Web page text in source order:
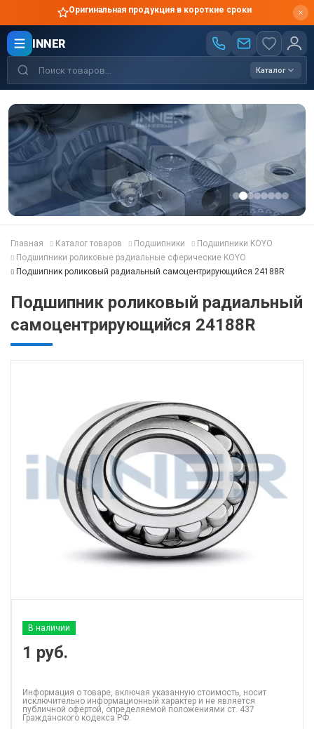
Оригинальная продукция в короткие сроки
INNER
Каталог
Главная Каталог товаров Подшипники
Подшипники KOYO
Подшипники роликовые радиальные сферические KOYO
Подшипник роликовый радиальный самоцентрирующийся 24188R
Подшипник роликовый радиальный
самоцентрирующийся 24188R
В наличии
1 руб.
Информация о товаре, включая указанную стоимость, носит
исключительно информационный характер и не является
публичной офертой, определяемой положениями ст. 437
Гражданского кодекса РФ.